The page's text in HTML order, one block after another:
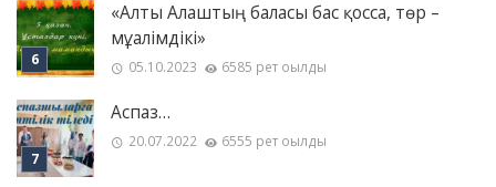
«Алты Алаштың баласы бас қосса, төр –
мұғалімдікі»
05.10.2023 6585 рет оқылды
Аспаз…
20.07.2022 6555 рет оқылды